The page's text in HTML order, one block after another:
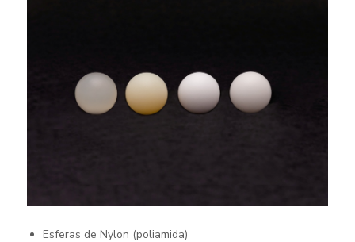
Esferas de Nylon (poliamida)